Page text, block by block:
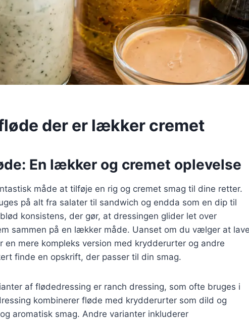
der er lækker cremet
En lækker og cremet oplevelse
måde at tilføje en rig og cremet smag til dine retter.
på alt fra salater til sandwich og endda som en dip til
konsistens, der gør, at dressingen glider let over
sammen på en lækker måde. Uanset om du vælger at lave
en mere kompleks version med krydderurter og andre
finde en opskrift, der passer til din smag.
af flødedressing er ranch dressing, som ofte bruges i
kombinerer fløde med krydderurter som dild og
aromatisk smag. Andre varianter inkluderer